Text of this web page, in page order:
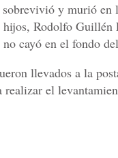
y murió en
Rodolfo Guillén
cayó en el fondo
llevados a la
el